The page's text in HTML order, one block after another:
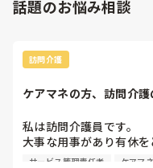
話題のお悩み相談
訪問介護
ケアマネの方、訪問介
私は訪問介護員です。
大事な用事があり有休を
代わりに訪問する職員
サービス管理責任者 ケアマネ